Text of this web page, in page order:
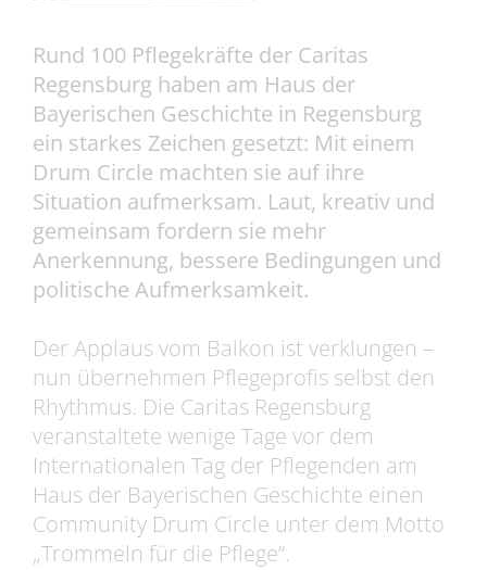
Rund 100 Pflegekräfte der Caritas
Regensburg haben am Haus der
Bayerischen Geschichte in Regensburg
ein starkes Zeichen gesetzt: Mit einem
Drum Circle machten sie auf ihre
Situation aufmerksam. Laut, kreativ und
gemeinsam fordern sie mehr
Anerkennung, bessere Bedingungen und
politische Aufmerksamkeit.
Der Applaus vom Balkon ist verklungen –
nun übernehmen Pflegeprofis selbst den
Rhythmus. Die Caritas Regensburg
veranstaltete wenige Tage vor dem
Internationalen Tag der Pflegenden am
Haus der Bayerischen Geschichte einen
Community Drum Circle unter dem Motto
„Trommeln für die Pflege“.